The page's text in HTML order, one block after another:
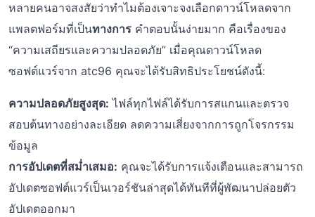
หลายคนอาจสงสัยว่าทำไมต้องเจาะจงเลือกดาวน์โหลดจาก
แพลตฟอร์มที่เป็นทางการ คำตอบนั้นง่ายมาก คือเรื่องของ
“ความเสถียรและความปลอดภัย” เมื่อคุณดาวน์โหลด
ซอฟต์แวร์จาก atc96 คุณจะได้รับสิทธิประโยชน์ดังนี้:
ความปลอดภัยสูงสุด: ไฟล์ทุกไฟล์ได้รับการสแกนและตรวจ
สอบต้นทางอย่างละเอียด ลดความเสี่ยงจากการถูกโจรกรรม
ข้อมูล
การอัปเดตที่สม่ำเสมอ: คุณจะได้รับการแจ้งเตือนและสามารถ
อัปเดตซอฟต์แวร์เป็นเวอร์ชันล่าสุดได้ทันทีที่ผู้พัฒนาปล่อยตัว
อัปเดตออกมา